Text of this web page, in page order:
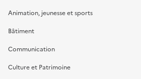
Animation, jeunesse et sports
Bâtiment
Communication
Culture et Patrimoine